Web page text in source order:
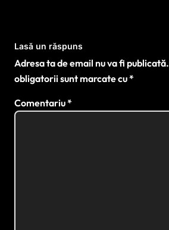
Lasă un răspuns
Adresa ta de email nu va fi publicată.
obligatorii sunt marcate cu*
Comentariu*